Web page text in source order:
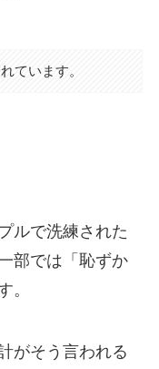
ています。
ルで洗練された
部では「恥ずか
。
がそう言われる